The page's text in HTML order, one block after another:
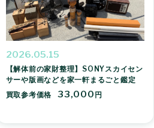
2026.05.15
【解体前の家財整理】SONYスカイセン
サーや版画などを家一軒まるごと鑑定
買取参考価格
33,000 円